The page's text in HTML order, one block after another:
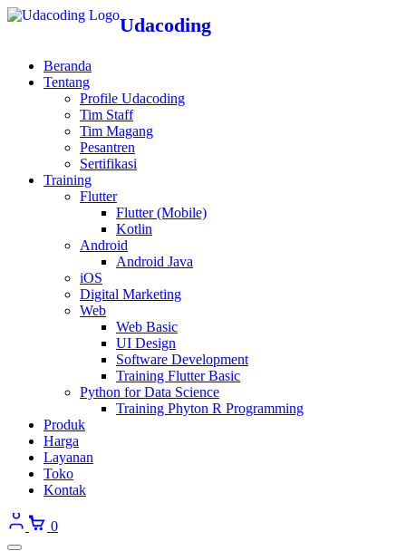
Udacoding
Beranda
Tentang
Profile Udacoding
Tim Staff
Tim Magang
Pesantren
Sertifikasi
Training
Flutter
Flutter (Mobile)
Kotlin
Android
Android Java
iOS
Digital Marketing
Web
Web Basic
UI Design
Software Development
Training Flutter Basic
Python for Data Science
Training Phyton R Programming
Produk
Harga
Layanan
Toko
Kontak
0